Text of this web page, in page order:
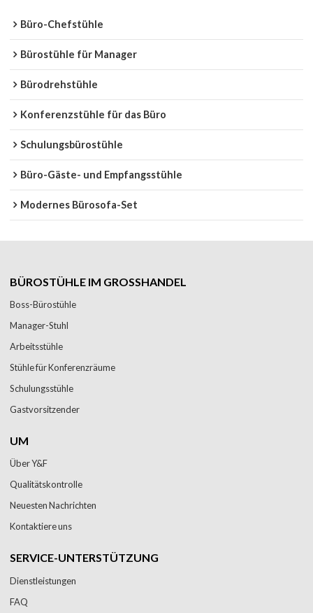
Büro-Chefstühle
Bürostühle für Manager
Bürodrehstühle
Konferenzstühle für das Büro
Schulungsbürostühle
Büro-Gäste- und Empfangsstühle
Modernes Bürosofa-Set
BÜROSTÜHLE IM GROSSHANDEL
Boss-Bürostühle
Manager-Stuhl
Arbeitsstühle
Stühle für Konferenzräume
Schulungsstühle
Gastvorsitzender
UM
Über Y&F
Qualitätskontrolle
Neuesten Nachrichten
Kontaktiere uns
SERVICE-UNTERSTÜTZUNG
Dienstleistungen
FAQ